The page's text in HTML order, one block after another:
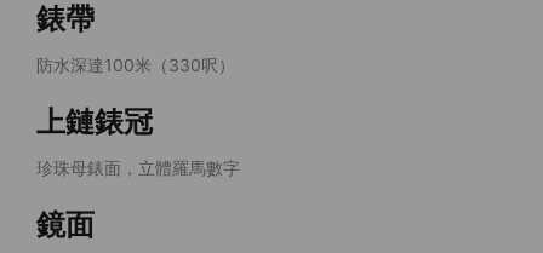
錶帶
防水深達100米（330呎）
上鏈錶冠
珍珠母錶面，立體羅馬數字
鏡面